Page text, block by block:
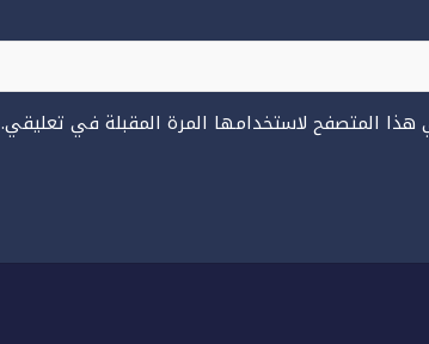
هذا المتصفح لاستخدامها المرة المقبلة في تعليقي.